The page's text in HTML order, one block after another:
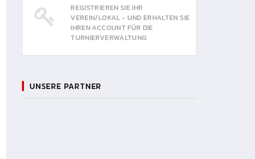
REGISTRIEREN SIE IHR
VEREIN/LOKAL - UND ERHALTEN SIE
IHREN ACCOUNT FÜR DIE
TURNIERVERWALTUNG
UNSERE PARTNER